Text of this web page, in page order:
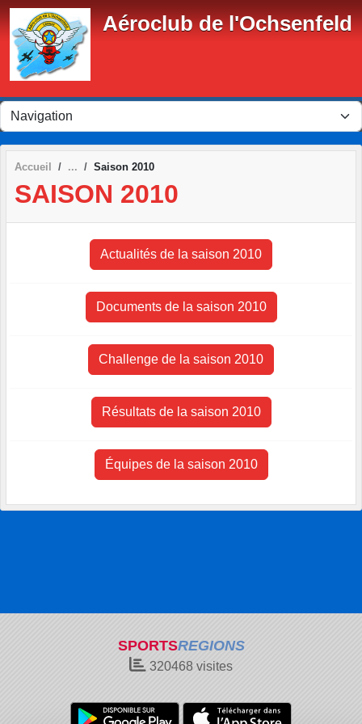
Aéroclub de l'Ochsenfeld
Accueil Saison 2010
SAISON 2010
Actualités de la saison 2010
Documents de la saison 2010
Challenge de la saison 2010
Résultats de la saison 2010
Équipes de la saison 2010
SPORTSREGIONS
320468 visites
Panneau de gestion des cookies